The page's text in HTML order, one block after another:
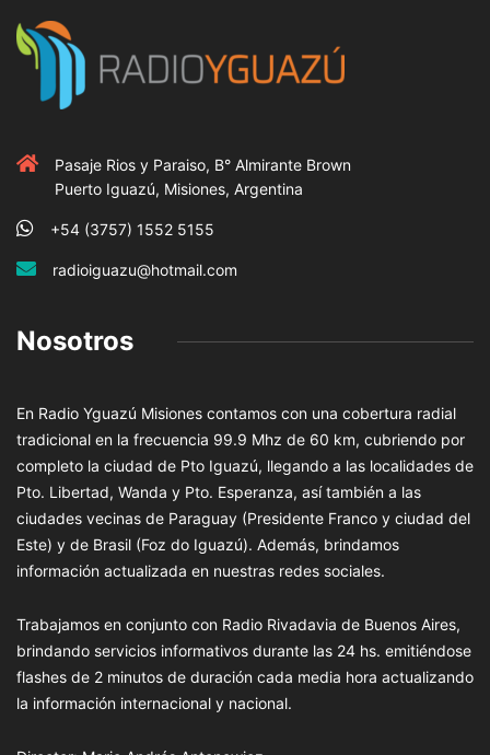
Pasaje Rios y Paraiso, B° Almirante Brown
Puerto Iguazú, Misiones, Argentina
+54 (3757) 1552 5155
radioiguazu@hotmail.com
Nosotros
En Radio Yguazú Misiones contamos con una cobertura radial
tradicional en la frecuencia 99.9 Mhz de 60 km, cubriendo por
completo la ciudad de Pto Iguazú, llegando a las localidades de
Pto. Libertad, Wanda y Pto. Esperanza, así también a las
ciudades vecinas de Paraguay (Presidente Franco y ciudad del
Este) y de Brasil (Foz do Iguazú). Además, brindamos
información actualizada en nuestras redes sociales.
Trabajamos en conjunto con Radio Rivadavia de Buenos Aires,
brindando servicios informativos durante las 24 hs. emitiéndose
flashes de 2 minutos de duración cada media hora actualizando
la información internacional y nacional.